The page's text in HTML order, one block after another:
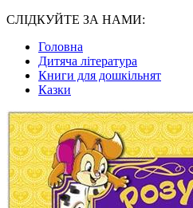
СЛІДКУЙТЕ ЗА НАМИ:
Головна
Дитяча література
Книги для дошкільнят
Казки